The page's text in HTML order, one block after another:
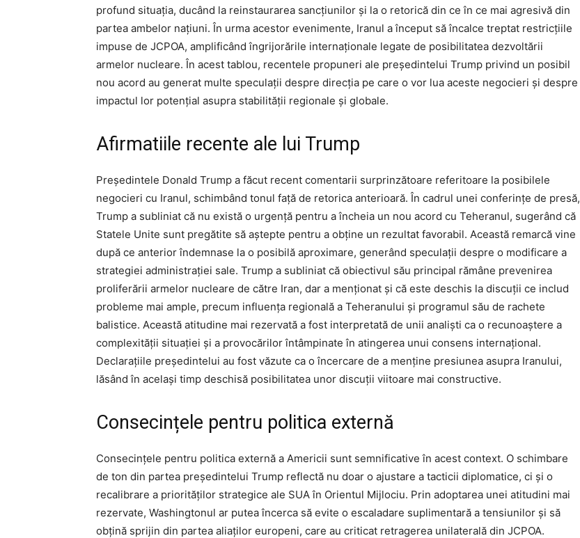
profund situația, ducând la reinstaurarea sancțiunilor și la o retorică din ce în ce mai agresivă din
partea ambelor națiuni. În urma acestor evenimente, Iranul a început să încalce treptat restricțiile
impuse de JCPOA, amplificând îngrijorările internaționale legate de posibilitatea dezvoltării
armelor nucleare. În acest tablou, recentele propuneri ale președintelui Trump privind un posibil
nou acord au generat multe speculații despre direcția pe care o vor lua aceste negocieri și despre
impactul lor potențial asupra stabilității regionale și globale.
Afirmatiile recente ale lui Trump
Președintele Donald Trump a făcut recent comentarii surprinzătoare referitoare la posibilele
negocieri cu Iranul, schimbând tonul față de retorica anterioară. În cadrul unei conferințe de presă,
Trump a subliniat că nu există o urgență pentru a încheia un nou acord cu Teheranul, sugerând că
Statele Unite sunt pregătite să aștepte pentru a obține un rezultat favorabil. Această remarcă vine
după ce anterior îndemnase la o posibilă aproximare, generând speculații despre o modificare a
strategiei administrației sale. Trump a subliniat că obiectivul său principal rămâne prevenirea
proliferării armelor nucleare de către Iran, dar a menționat și că este deschis la discuții ce includ
probleme mai ample, precum influența regională a Teheranului și programul său de rachete
balistice. Această atitudine mai rezervată a fost interpretată de unii analiști ca o recunoaștere a
complexității situației și a provocărilor întâmpinate în atingerea unui consens internațional.
Declarațiile președintelui au fost văzute ca o încercare de a menține presiunea asupra Iranului,
lăsând în același timp deschisă posibilitatea unor discuții viitoare mai constructive.
Consecințele pentru politica externă
Consecințele pentru politica externă a Americii sunt semnificative în acest context. O schimbare
de ton din partea președintelui Trump reflectă nu doar o ajustare a tacticii diplomatice, ci și o
recalibrare a priorităților strategice ale SUA în Orientul Mijlociu. Prin adoptarea unei atitudini mai
rezervate, Washingtonul ar putea încerca să evite o escaladare suplimentară a tensiunilor și să
obțină sprijin din partea aliaților europeni, care au criticat retragerea unilaterală din JCPOA.